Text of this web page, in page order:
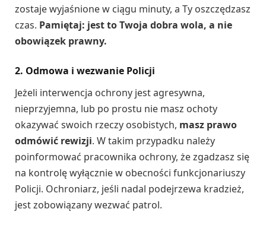
zostaje wyjaśnione w ciągu minuty, a Ty oszczędzasz
czas. Pamiętaj: jest to Twoja dobra wola, a nie
obowiązek prawny.
2. Odmowa i wezwanie Policji
Jeżeli interwencja ochrony jest agresywna,
nieprzyjemna, lub po prostu nie masz ochoty
okazywać swoich rzeczy osobistych, masz prawo
odmówić rewizji. W takim przypadku należy
poinformować pracownika ochrony, że zgadzasz się
na kontrolę wyłącznie w obecności funkcjonariuszy
Policji. Ochroniarz, jeśli nadal podejrzewa kradzież,
jest zobowiązany wezwać patrol.